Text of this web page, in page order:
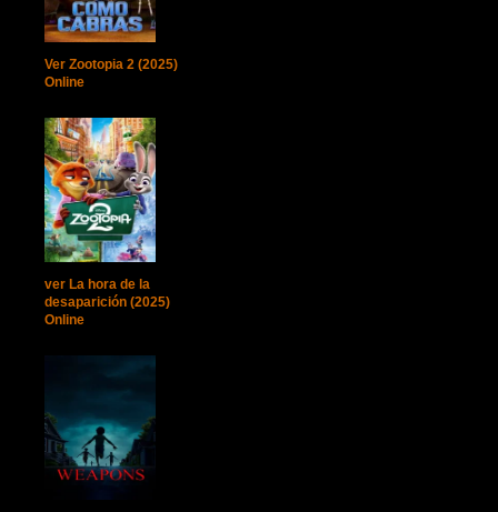
Ver Zootopia 2 (2025)
Online
ver La hora de la
desaparición (2025)
Online